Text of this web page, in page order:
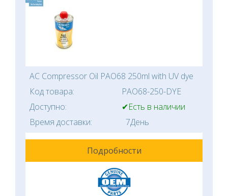
AC Compressor Oil PAO68 250ml with UV dye
Код товара:
PAO68-250-DYE
Доступно:
✔Есть в наличии
Время доставки:
7День
Подробности